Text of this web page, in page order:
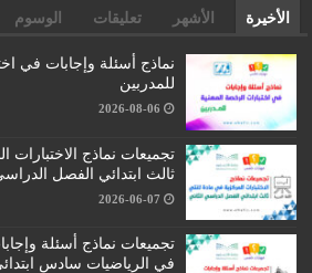
الأخيرة الأشهر تعليقات الوسوم
نماذج أسئلة وإجابات في
للمدربين
2026-08-06
تجميعات نماذج الاختبارات
ثالث ابتدائي الفصل
2026-06-07
تجميعات نماذج أسئلة
في الرياضيات سادس